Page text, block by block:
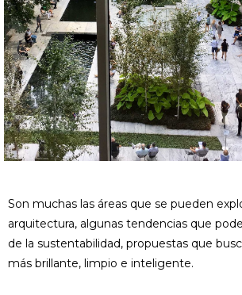
Son muchas las áreas que se pueden
arquitectura, algunas tendencias que
de la sustentabilidad, propuestas que
más brillante, limpio e inteligente.